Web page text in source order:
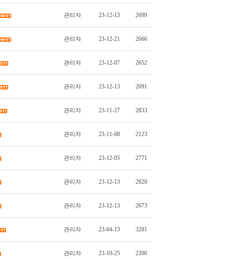
관리자 23-12-13 2699
관리자 23-12-21 2666
관리자 23-12-07 2652
관리자 23-12-13 2691
관리자 23-11-27 2833
관리자 23-11-08 2123
관리자 23-12-05 2771
관리자 23-12-13 2820
관리자 23-12-13 2673
관리자 23-04-13 3281
관리자 23-10-25 2200